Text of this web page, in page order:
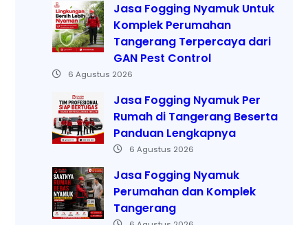
Jasa Fogging Nyamuk Untuk
Komplek Perumahan
Tangerang Terpercaya dari
GAN Pest Control
6 Agustus 2026
Jasa Fogging Nyamuk Per
Rumah di Tangerang Beserta
Panduan Lengkapnya
6 Agustus 2026
Jasa Fogging Nyamuk
Perumahan dan Komplek
Tangerang